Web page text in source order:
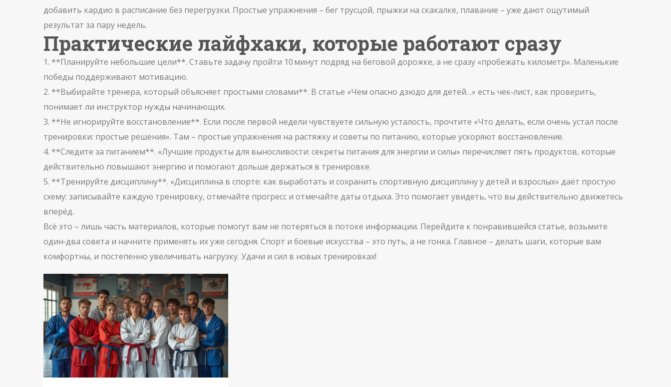
добавить кардио в расписание без перегрузки. Простые упражнения – бег трусцой, прыжки на скакалке, плавание – уже дают ощутимый
результат за пару недель.
Практические лайфхаки, которые работают сразу
1. **Планируйте небольшие цели**. Ставьте задачу пройти 10 минут подряд на беговой дорожке, а не сразу «пробежать километр». Маленькие
победы поддерживают мотивацию.
2. **Выбирайте тренера, который объясняет простыми словами**. В статье «Чем опасно дзюдо для детей…» есть чек‑лист, как проверить,
понимает ли инструктор нужды начинающих.
3. **Не игнорируйте восстановление**. Если после первой недели чувствуете сильную усталость, прочтите «Что делать, если очень устал после
тренировки: простые решения». Там – простые упражнения на растяжку и советы по питанию, которые ускоряют восстановление.
4. **Следите за питанием**. «Лучшие продукты для выносливости: секреты питания для энергии и силы» перечисляет пять продуктов, которые
действительно повышают энергию и помогают дольше держаться в тренировке.
5. **Тренируйте дисциплину**. «Дисциплина в спорте: как выработать и сохранить спортивную дисциплину у детей и взрослых» даёт простую
схему: записывайте каждую тренировку, отмечайте прогресс и отмечайте даты отдыха. Это помогает увидеть, что вы действительно движетесь
вперёд.
Всё это – лишь часть материалов, которые помогут вам не потеряться в потоке информации. Перейдите к понравившейся статье, возьмите
один‑два совета и начните применять их уже сегодня. Спорт и боевые искусства – это путь, а не гонка. Главное – делать шаги, которые вам
комфортны, и постепенно увеличивать нагрузку. Удачи и сил в новых тренировках!